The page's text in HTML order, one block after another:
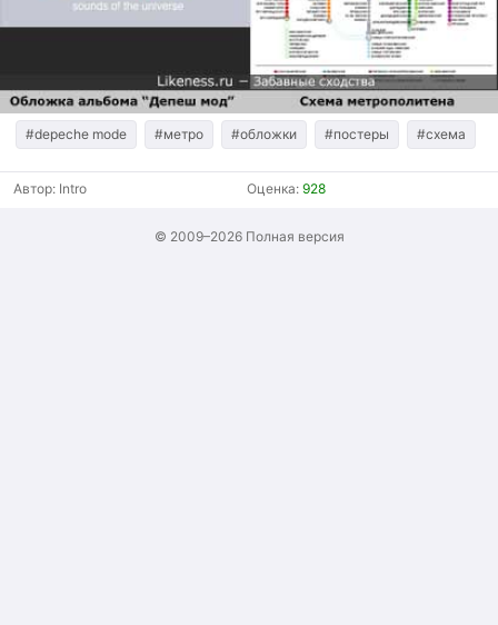
Для публикации необходима авторизация
Поиск
#depeche mode #метро #обложки #постеры #схема
Автор: Intro Оценка: 928
© 2009–2026 Полная версия